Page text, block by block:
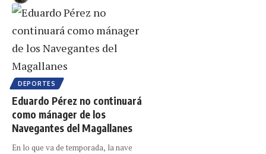
DEPORTES
Eduardo Pérez no continuará
como mánager de los
Navegantes del Magallanes
En lo que va de temporada, la nave